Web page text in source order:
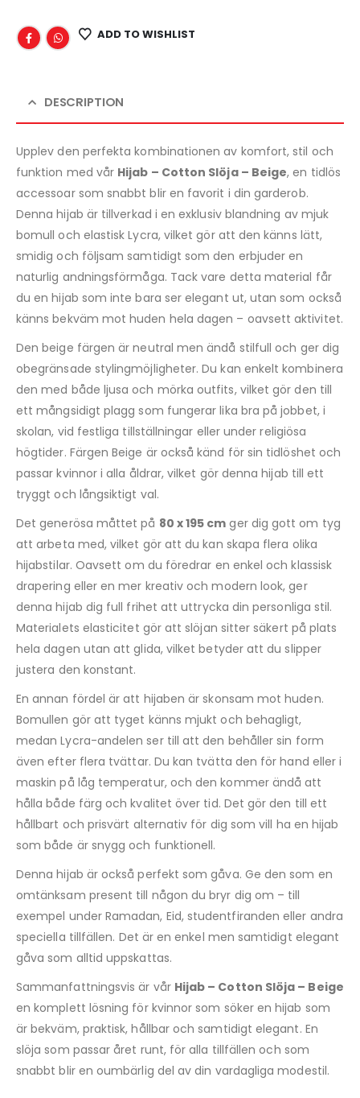
ADD TO WISHLIST
DESCRIPTION
Upplev den perfekta kombinationen av komfort, stil och
funktion med vår Hijab – Cotton Slöja – Beige, en tidlös
accessoar som snabbt blir en favorit i din garderob.
Denna hijab är tillverkad i en exklusiv blandning av mjuk
bomull och elastisk Lycra, vilket gör att den känns lätt,
smidig och följsam samtidigt som den erbjuder en
naturlig andningsförmåga. Tack vare detta material får
du en hijab som inte bara ser elegant ut, utan som också
känns bekväm mot huden hela dagen – oavsett aktivitet.
Den beige färgen är neutral men ändå stilfull och ger dig
obegränsade stylingmöjligheter. Du kan enkelt kombinera
den med både ljusa och mörka outfits, vilket gör den till
ett mångsidigt plagg som fungerar lika bra på jobbet, i
skolan, vid festliga tillställningar eller under religiösa
högtider. Färgen Beige är också känd för sin tidlöshet och
passar kvinnor i alla åldrar, vilket gör denna hijab till ett
tryggt och långsiktigt val.
Det generösa måttet på 80 x 195 cm ger dig gott om tyg
att arbeta med, vilket gör att du kan skapa flera olika
hijabstilar. Oavsett om du föredrar en enkel och klassisk
drapering eller en mer kreativ och modern look, ger
denna hijab dig full frihet att uttrycka din personliga stil.
Materialets elasticitet gör att slöjan sitter säkert på plats
hela dagen utan att glida, vilket betyder att du slipper
justera den konstant.
En annan fördel är att hijaben är skonsam mot huden.
Bomullen gör att tyget känns mjukt och behagligt,
medan Lycra-andelen ser till att den behåller sin form
även efter flera tvättar. Du kan tvätta den för hand eller i
maskin på låg temperatur, och den kommer ändå att
hålla både färg och kvalitet över tid. Det gör den till ett
hållbart och prisvärt alternativ för dig som vill ha en hijab
som både är snygg och funktionell.
Denna hijab är också perfekt som gåva. Ge den som en
omtänksam present till någon du bryr dig om – till
exempel under Ramadan, Eid, studentfiranden eller andra
speciella tillfällen. Det är en enkel men samtidigt elegant
gåva som alltid uppskattas.
Sammanfattningsvis är vår Hijab – Cotton Slöja – Beige
en komplett lösning för kvinnor som söker en hijab som
är bekväm, praktisk, hållbar och samtidigt elegant. En
slöja som passar året runt, för alla tillfällen och som
snabbt blir en oumbärlig del av din vardagliga modestil.